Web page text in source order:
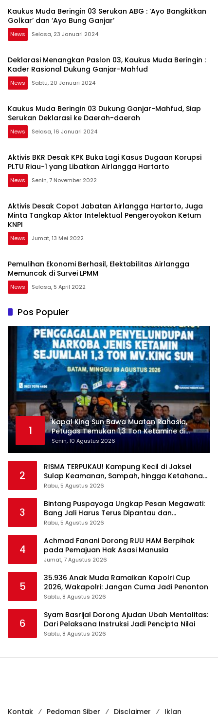
Kaukus Muda Beringin 03 Serukan ABG : ‘Ayo Bangkitkan
Golkar’ dan ‘Ayo Bung Ganjar’
News Selasa, 23 Januari 2024
Deklarasi Menangkan Paslon 03, Kaukus Muda Beringin :
Kader Rasional Dukung Ganjar-Mahfud
News Sabtu, 20 Januari 2024
Kaukus Muda Beringin 03 Dukung Ganjar-Mahfud, Siap
Serukan Deklarasi ke Daerah-daerah
News Selasa, 16 Januari 2024
Aktivis BKR Desak KPK Buka Lagi Kasus Dugaan Korupsi
PLTU Riau-1 yang Libatkan Airlangga Hartarto
News Senin, 7 November 2022
Aktivis Desak Copot Jabatan Airlangga Hartarto, Juga
Minta Tangkap Aktor Intelektual Pengeroyokan Ketum
KNPI
News Jumat, 13 Mei 2022
Pemulihan Ekonomi Berhasil, Elektabilitas Airlangga
Memuncak di Survei LPMM
News Selasa, 5 April 2022
Pos Populer
1
Kapal King Sun Bawa Muatan Rahasia,
Petugas Temukan 1,3 Ton Ketamine di
Natuna
Senin, 10 Agustus 2026
2
RISMA TERPUKAU! Kampung Kecil di Jaksel
Sulap Keamanan, Sampah, hingga Ketahanan
Pangan Jadi Satu Sistem
Rabu, 5 Agustus 2026
3
Bintang Puspayoga Ungkap Pesan Megawati:
Bang Jali Harus Terus Dipantau dan
Dikembangkan
Rabu, 5 Agustus 2026
4
Achmad Fanani Dorong RUU HAM Berpihak
pada Pemajuan Hak Asasi Manusia
Jumat, 7 Agustus 2026
5
35.936 Anak Muda Ramaikan Kapolri Cup
2026, Wakapolri: Jangan Cuma Jadi Penonton
Sabtu, 8 Agustus 2026
6
Syam Basrijal Dorong Ajudan Ubah Mentalitas:
Dari Pelaksana Instruksi Jadi Pencipta Nilai
Sabtu, 8 Agustus 2026
Kontak Pedoman Siber Disclaimer Iklan